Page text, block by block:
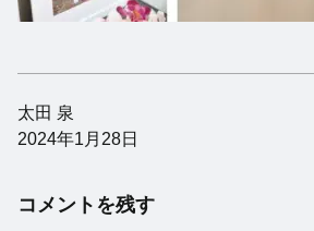
太田 泉
2024年1月28日
コメントを残す